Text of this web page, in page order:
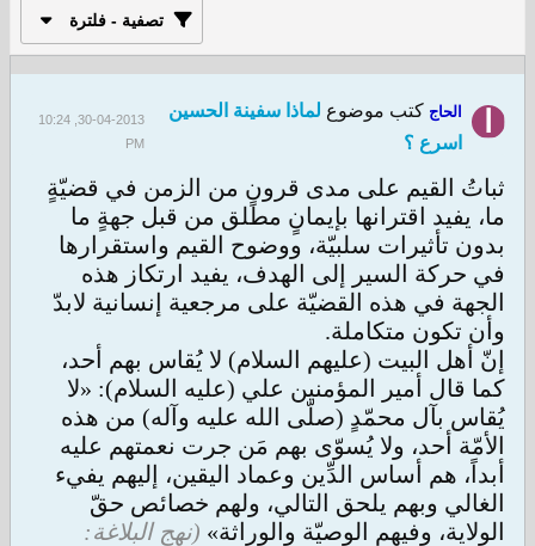
تصفية - فلترة
الحاج كتب موضوع لماذا سفينة الحسين
اسرع ؟
30-04-2013, 10:24
PM
ثباتُ القيم على مدى قرونٍ من الزمن في قضيّةٍ
ما، يفيد اقترانها بإيمانٍ مطلق من قبل جهةٍ ما
بدون تأثيرات سلبيّة، ووضوح القيم واستقرارها
في حركة السير إلى الهدف، يفيد ارتكاز هذه
الجهة في هذه القضيّة على مرجعية إنسانية لابدّ
وأن تكون متكاملة.
إنّ أهل البيت (عليهم السلام) لا يُقاس بهم أحد،
كما قال أمير المؤمنين علي (عليه السلام): «لا
يُقاس بآل محمّدٍ (صلّى الله عليه وآله) من هذه
الأمّة أحد، ولا يُسوّى بهم مَن جرت نعمتهم عليه
أبداً، هم أساس الدِّين وعماد اليقين، إليهم يفيء
الغالي وبهم يلحق التالي، ولهم خصائص حقّ
الولاية، وفيهم الوصيّة والوراثة» (نهج البلاغة: